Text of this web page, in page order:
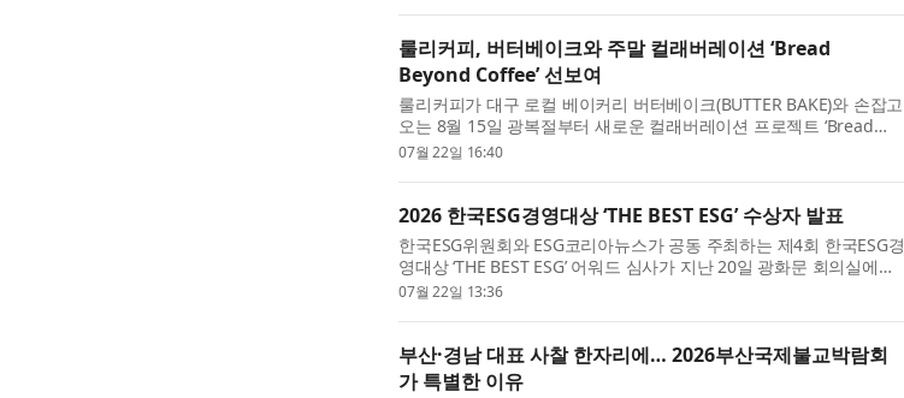
룰리커피, 버터베이크와 주말 컬래버레이션 ‘Bread
Beyond Coffee’ 선보여
룰리커피가 대구 로컬 베이커리 버터베이크(BUTTER BAKE)와 손잡고
오는 8월 15일 광복절부터 새로운 컬래버레이션 프로젝트 ‘Bread
Beyond Coffee’를 시작한다. 이번 프로젝트를 통해 매주 주말 룰리커
07월 22일 16:40
2026 한국ESG경영대상 ‘THE BEST ESG’ 수상자 발표
한국ESG위원회와 ESG코리아뉴스가 공동 주최하는 제4회 한국ESG경
영대상 ‘THE BEST ESG’ 어워드 심사가 지난 20일 광화문 회의실에서
열렸다. 한국ESG경영대상 ‘THE BEST ESG’ 어워드는 ESG 경영을 선도
07월 22일 13:36
부산·경남 대표 사찰 한자리에… 2026부산국제불교박람회
가 특별한 이유